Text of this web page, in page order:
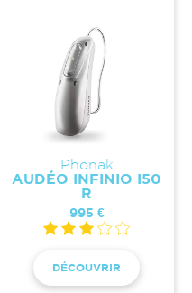
Phonak
AUDÉO INFINIO I50
R
995 €
DÉCOUVRIR